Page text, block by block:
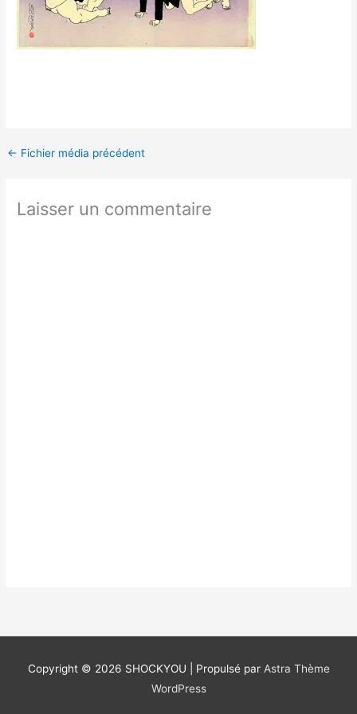
← Fichier média précédent
Laisser un commentaire
Copyright © 2026 SHOCKYOU | Propulsé par Astra Thème
WordPress